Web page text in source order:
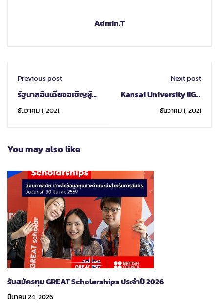
Admin.T
Previous post
รัฐบาลอินเดียขอเชิญผู้
สนใจเข้าร่วมการฝึกอบรม
ออนไลน์
ธันวาคม 1, 2021
Next post
Kansai University IIGE:
Announcing the “21st
Century Skills”
ธันวาคม 1, 2021
You may also like
รับสมัครทุน GREAT Scholarships ประจำปี 2026
มีนาคม 24, 2026